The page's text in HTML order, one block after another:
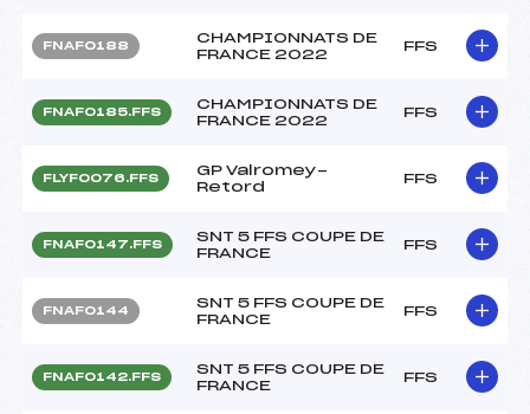
FNAF0188
CHAMPIONNATS DE
FRANCE 2022
FFS
FNAF0185.FFS
CHAMPIONNATS DE
FRANCE 2022
FFS
FLYF0076.FFS
GP Valromey-
Retord
FFS
FNAF0147.FFS
SNT 5 FFS COUPE DE
FRANCE
FFS
FNAF0144
SNT 5 FFS COUPE DE
FRANCE
FFS
FNAF0142.FFS
SNT 5 FFS COUPE DE
FRANCE
FFS